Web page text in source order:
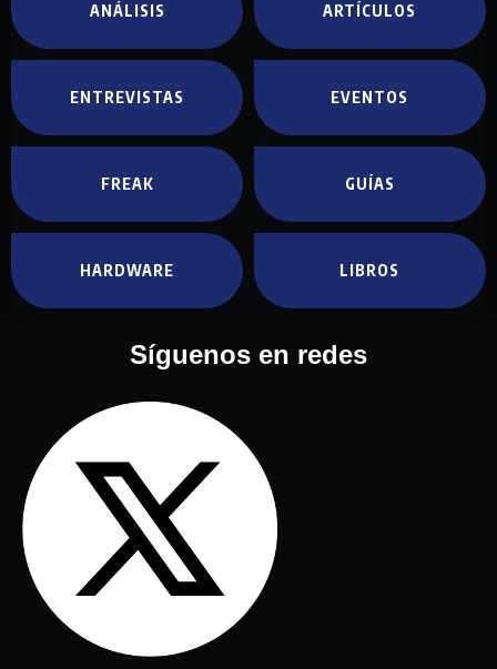
ANÁLISIS ARTÍCULOS
ENTREVISTAS EVENTOS
FREAK GUÍAS
HARDWARE LIBROS
Síguenos en redes